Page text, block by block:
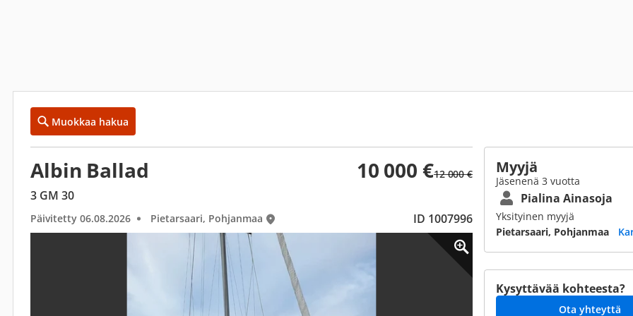
Muokkaa hakua
Albin Ballad 10 000 €12 000 €
3 GM 30
Päivitetty 06.08.2026 Pietarsaari, Pohjanmaa ID 1007996
Myyjä
Jäsenenä 3 vuotta
Pialina Ainasoja
Yksityinen myyjä
Pietarsaari, Pohjanmaa
Kysyttävää kohteesta?
Ota yhteyttä